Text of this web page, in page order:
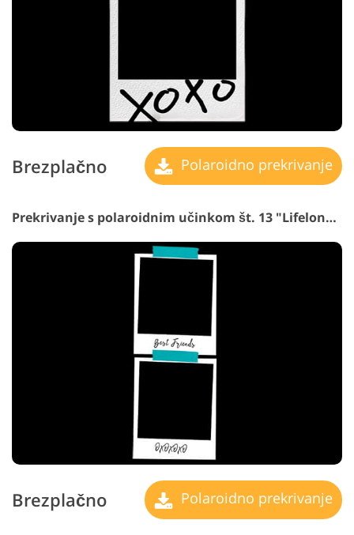
Brezplačno Polaroidno prekrivanje
Prekrivanje s polaroidnim učinkom št. 13 "Lifelong Friendship"
Brezplačno Polaroidno prekrivanje